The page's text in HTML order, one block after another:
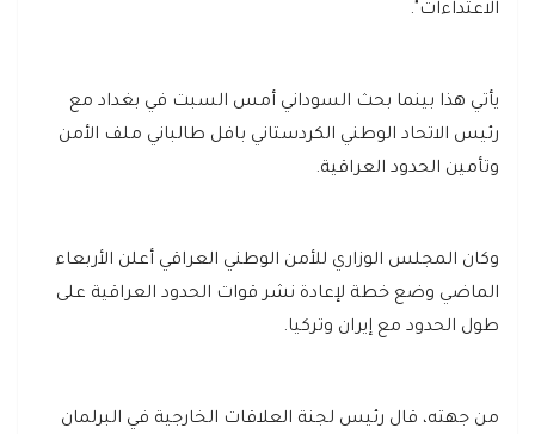
الاعتداءات".
يأتي هذا بينما بحث السوداني أمس السبت في بغداد مع
رئيس الاتحاد الوطني الكردستاني بافل طالباني ملف الأمن
وتأمين الحدود العراقية.
وكان المجلس الوزاري للأمن الوطني العراقي أعلن الأربعاء
الماضي وضع خطة لإعادة نشر قوات الحدود العراقية على
طول الحدود مع إيران وتركيا.
من جهته، قال رئيس لجنة العلاقات الخارجية في البرلمان